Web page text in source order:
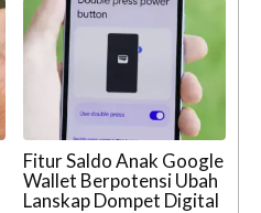
Fitur Saldo Anak Google
Wallet Berpotensi Ubah
Lanskap Dompet Digital